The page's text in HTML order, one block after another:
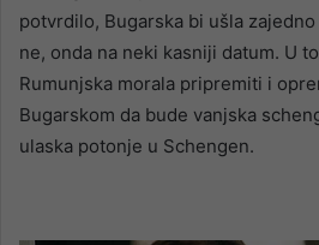
potvrdilo, Bugarska bi ušla
ne, onda na neki kasniji datum. U
Rumunjska morala pripremiti i
Bugarskom da bude vanjska
ulaska potonje u Schengen.